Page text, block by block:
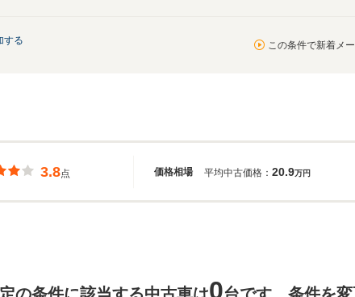
する この条件で新着メ
価格相場
3.8点 平均中古価格： 20.9万円
0